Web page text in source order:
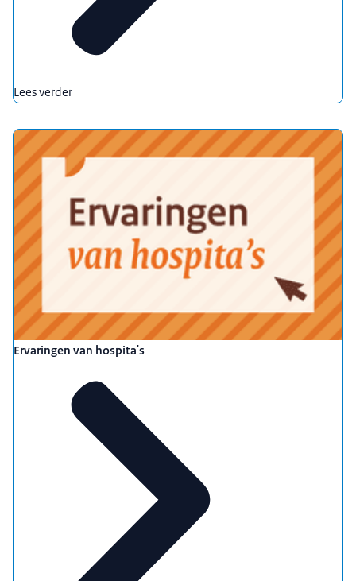
een goede huurder?
Verschillende bemiddelingsorganisaties kunnen je
helpen bij het vinden van de juiste match.
ander.
informatie, voorwaarden en mogelijkheden.
Beeldlogo van Hospitaverhuur
Beeldtekst: Heb je een kamer over?
Word Hospita
Lees verder
Ervaringen van hospita's